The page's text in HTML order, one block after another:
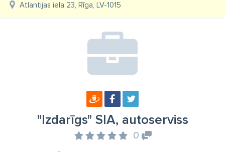
Atlantijas iela 23, Rīga, LV-1015
"Izdarīgs" SIA, autoserviss
0